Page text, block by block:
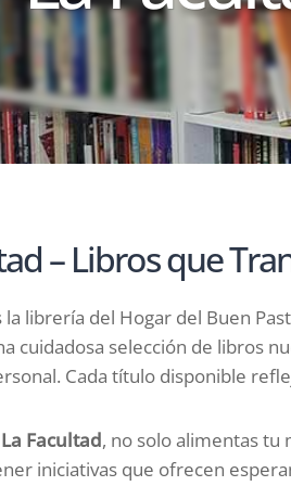
– Libros que
la librería del Hogar del Buen
cuidadosa selección de libros
Cada título disponible
La Facultad, no solo alimentas tu
iniciativas que ofrecen